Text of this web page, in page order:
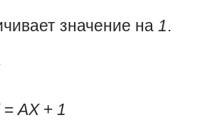
значение на 1.
=AX + 1